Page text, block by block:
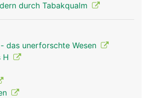
durch Tabakqualm
das unerforschte Wesen
H